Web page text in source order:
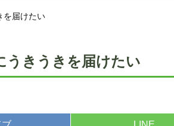
を届けたい
うきうきを届けたい